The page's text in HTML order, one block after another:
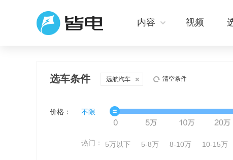
内容 视频
选车条件 远航汽车 清空条件
价格： 不限
热门： 5万以下 5-8万 8-10万 10-15万